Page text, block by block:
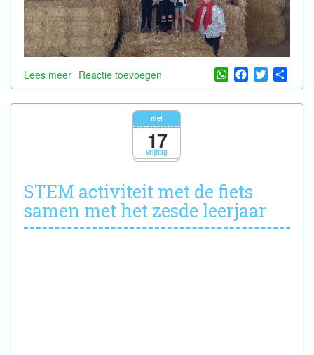
Lees meer over
Bezoek
aan
Reactie toevoegen WhatsApp
Facebook
Twitter
vrijdag
mei
17
STEM activiteit met de fiets
samen met het zesde leerjaar